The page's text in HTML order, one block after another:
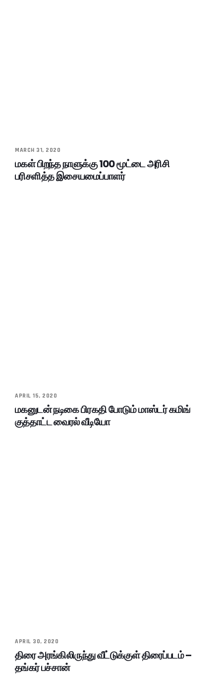
MARCH 31, 2020
மகள் பிறந்த நாளுக்கு 100 மூட்டை அரிசி
பரிசளித்த இசையமைப்பாளர்
APRIL 15, 2020
மகனுடன் நடிகை பிரகதி போடும் மாஸ்டர் கமிங்
குத்தாட்ட வைரல் வீடியோ
APRIL 30, 2020
திரை அரங்கிலிருந்து வீட்டுக்குள் திரைப்படம் –
தங்கர் பச்சான்